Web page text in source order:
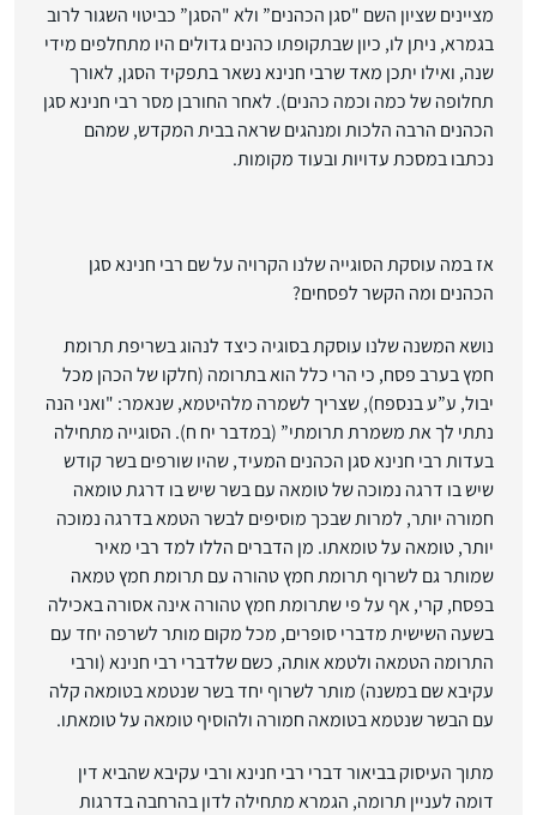
מציינים שציון השם "סגן הכהנים” ולא "הסגן” כביטוי השגור לרוב
בגמרא, ניתן לו, כיון שבתקופתו כהנים גדולים היו מתחלפים מידי
שנה, ואילו יתכן מאד שרבי חנינא נשאר בתפקיד הסגן, לאורך
תחלופה של כמה וכמה כהנים). לאחר החורבן מסר רבי חנינא סגן
הכהנים הרבה הלכות ומנהגים שראה בבית המקדש, שמהם
נכתבו במסכת עדויות ובעוד מקומות.
אז במה עוסקת הסוגייה שלנו הקרויה על שם רבי חנינא סגן
הכהנים ומה הקשר לפסחים?
נושא המשנה שלנו עוסקת בסוגיה כיצד לנהוג בשריפת תרומת
חמץ בערב פסח, כי הרי כלל הוא בתרומה (חלקו של הכהן מכל
יבול, ע”ע בנספח), שצריך לשמרה מלהיטמא, שנאמר: "ואני הנה
נתתי לך את משמרת תרומתי” (במדבר יח ח). הסוגייה מתחילה
בעדות רבי חנינא סגן הכהנים המעיד, שהיו שורפים בשר קודש
שיש בו דרגה נמוכה של טומאה עם בשר שיש בו דרגת טומאה
חמורה יותר, למרות שבכך מוסיפים לבשר הטמא בדרגה נמוכה
יותר, טומאה על טומאתו. מן הדברים הללו למד רבי מאיר
שמותר גם לשרוף תרומת חמץ טהורה עם תרומת חמץ טמאה
בפסח, קרי, אף על פי שתרומת חמץ טהורה אינה אסורה באכילה
בשעה השישית מדברי סופרים, מכל מקום מותר לשרפה יחד עם
התרומה הטמאה ולטמא אותה, כשם שלדברי רבי חנינא (ורבי
עקיבא שם במשנה) מותר לשרוף יחד בשר שנטמא בטומאה קלה
עם הבשר שנטמא בטומאה חמורה ולהוסיף טומאה על טומאתו.
מתוך העיסוק בביאור דברי רבי חנינא ורבי עקיבא שהביא דין
דומה לעניין תרומה, הגמרא מתחילה לדון בהרחבה בדרגות